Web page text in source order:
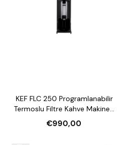
KEF FLC 250 Programlanabilir
Termoslu Filtre Kahve Makinesi
(2.5 Lt Kapasiteli)
€990,00